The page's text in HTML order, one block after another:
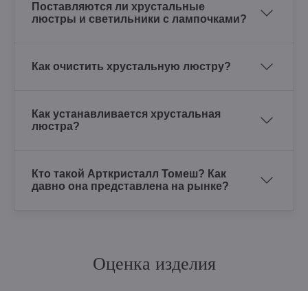
Поставляются ли хрустальные
люстры и светильники с лампочками?
Как очистить хрустальную люстру?
Как устанавливается хрустальная
люстра?
Кто такой Арткристалл Томеш? Как
давно она представлена на рынке?
Оценка изделия